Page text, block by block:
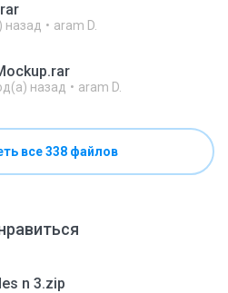
назад aram D.
назад aram D.
все 338 файлов
n 3.zip